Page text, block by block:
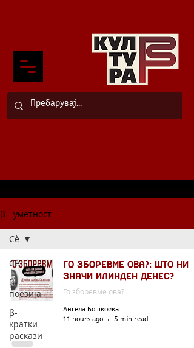
β - уметност
Сè
β-
поезија
β-
кратки
раскази
Сè
Го зборевме ова?: Што ни
значи Илинден денес?
Го зборевме ова?
Ангела Бошкоска
11 hours ago
5 min read